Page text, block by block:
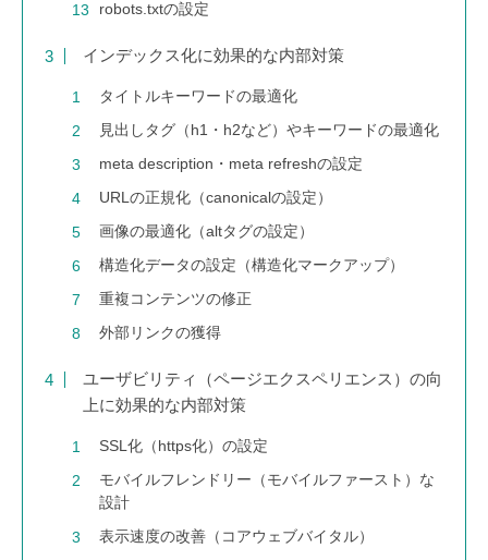
robots.txtの設定
インデックス化に効果的な内部対策
タイトルキーワードの最適化
見出しタグ（h1・h2など）やキーワードの最適化
meta description・meta refreshの設定
URLの正規化（canonicalの設定）
画像の最適化（altタグの設定）
構造化データの設定（構造化マークアップ）
重複コンテンツの修正
外部リンクの獲得
ユーザビリティ（ページエクスペリエンス）の向
上に効果的な内部対策
SSL化（https化）の設定
モバイルフレンドリー（モバイルファースト）な
設計
表示速度の改善（コアウェブバイタル）